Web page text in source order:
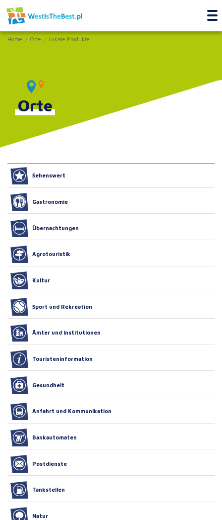
Home Orte Lokale Produkte
Orte
Sehenswert
Gastronomie
Übernachtungen
Agrotouristik
Kultur
Sport und Rekreation
Ämter und Institutionen
Touristeninformation
Gesundheit
Anfahrt und Kommunikation
Bankautomaten
Postdienste
Tankstellen
Natur